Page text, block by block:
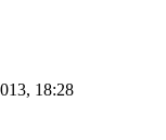
18:28